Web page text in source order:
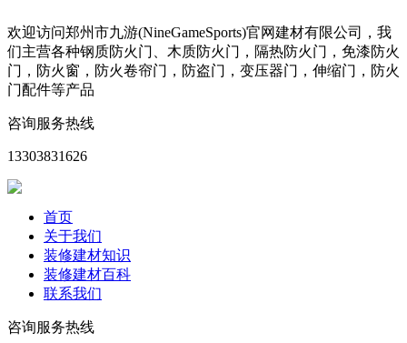
欢迎访问郑州市九游(NineGameSports)官网建材有限公司，我
们主营各种钢质防火门、木质防火门，隔热防火门，免漆防火
门，防火窗，防火卷帘门，防盗门，变压器门，伸缩门，防火
门配件等产品
咨询服务热线
13303831626
首页
关于我们
装修建材知识
装修建材百科
联系我们
咨询服务热线